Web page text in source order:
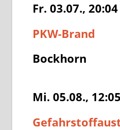
Fr. 03.07., 20:04
PKW-Brand
Bockhorn
Mi. 05.08., 12:05